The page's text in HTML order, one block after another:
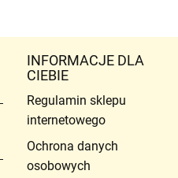
INFORMACJE DLA
CIEBIE
Regulamin sklepu
internetowego
Ochrona danych
osobowych